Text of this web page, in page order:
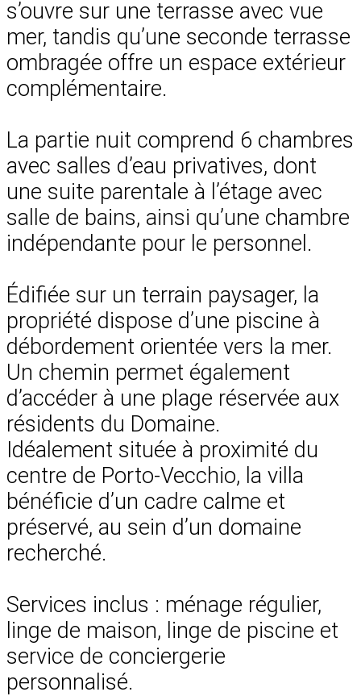
s’ouvre sur une terrasse avec vue
mer, tandis qu’une seconde terrasse
ombragée offre un espace extérieur
complémentaire.
La partie nuit comprend 6 chambres
avec salles d’eau privatives, dont
une suite parentale à l’étage avec
salle de bains, ainsi qu’une chambre
indépendante pour le personnel.
Édifiée sur un terrain paysager, la
propriété dispose d’une piscine à
débordement orientée vers la mer.
Un chemin permet également
d’accéder à une plage réservée aux
résidents du Domaine.
Idéalement située à proximité du
centre de Porto-Vecchio, la villa
bénéficie d’un cadre calme et
préservé, au sein d’un domaine
recherché.
Services inclus : ménage régulier,
linge de maison, linge de piscine et
service de conciergerie
personnalisé.